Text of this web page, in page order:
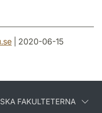
.se | 2020-06-15
FAKULTETERNA